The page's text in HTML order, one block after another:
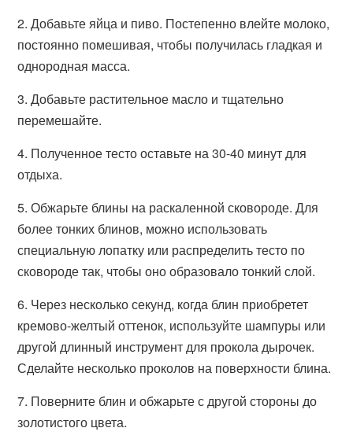
2. Добавьте яйца и пиво. Постепенно влейте молоко,
постоянно помешивая, чтобы получилась гладкая и
однородная масса.
3. Добавьте растительное масло и тщательно
перемешайте.
4. Полученное тесто оставьте на 30-40 минут для
отдыха.
5. Обжарьте блины на раскаленной сковороде. Для
более тонких блинов, можно использовать
специальную лопатку или распределить тесто по
сковороде так, чтобы оно образовало тонкий слой.
6. Через несколько секунд, когда блин приобретет
кремово-желтый оттенок, используйте шампуры или
другой длинный инструмент для прокола дырочек.
Сделайте несколько проколов на поверхности блина.
7. Поверните блин и обжарьте с другой стороны до
золотистого цвета.